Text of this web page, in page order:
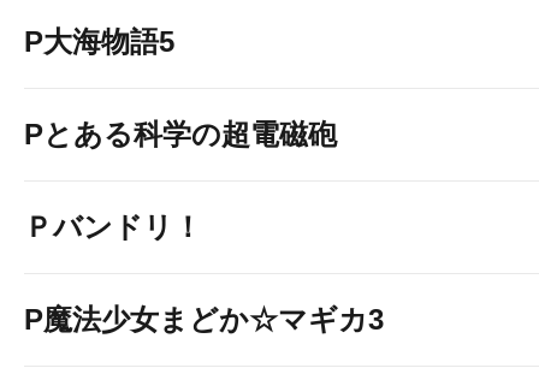
稲毛駅前新館https://www.p-
P大海物語5
Pとある科学の超電磁砲
Ｐバンドリ！
P魔法少女まどか☆マギカ3